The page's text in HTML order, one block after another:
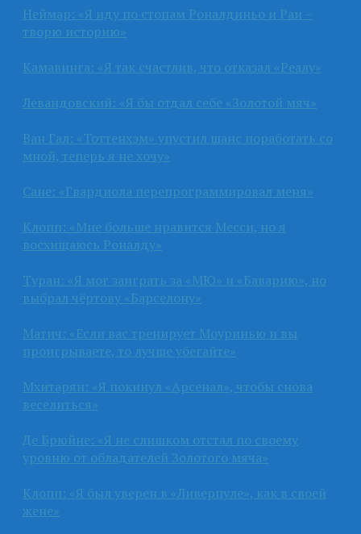
Неймар: «Я иду по стопам Роналдиньо и Раи –
творю историю»
Камавинга: «Я так счастлив, что отказал «Реалу»
Левандовский: «Я бы отдал себе «Золотой мяч»
Ван Гал: «Тоттенхэм» упустил шанс поработать со
мной, теперь я не хочу»
Сане: «Гвардиола перепрограммировал меня»
Клопп: «Мне больше нравится Месси, но я
восхищаюсь Роналду»
Туран: «Я мог заиграть за «МЮ» и «Баварию», но
выбрал чёртову «Барселону»
Матич: «Если вас тренирует Моуринью и вы
проигрываете, то лучше убегайте»
Мхитарян: «Я покинул «Арсенал», чтобы снова
веселиться»
Де Брюйне: «Я не слишком отстал по своему
уровню от обладателей Золотого мяча»
Клопп: «Я был уверен в «Ливерпуле», как в своей
жене»